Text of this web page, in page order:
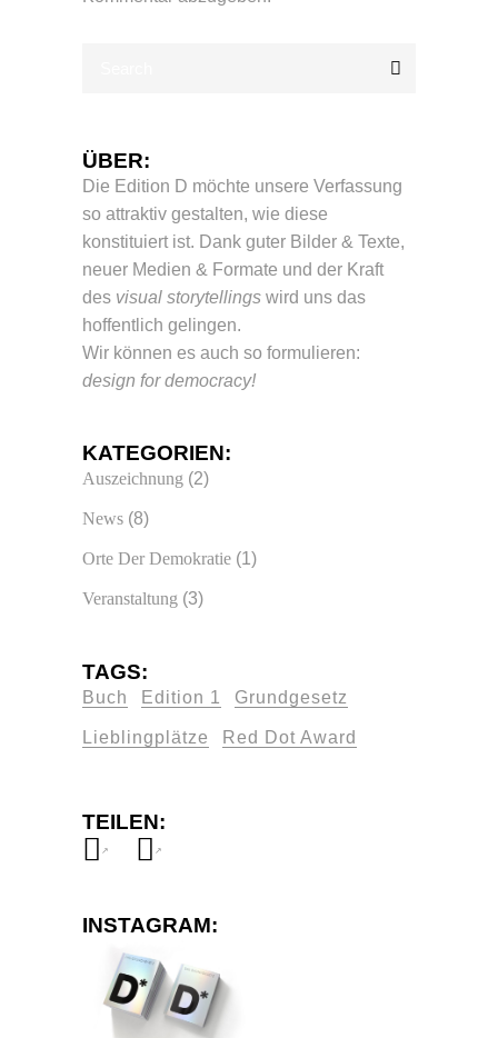
ÜBER:
Die Edition D möchte unsere Verfassung
so attraktiv gestalten, wie diese
konstituiert ist. Dank guter Bilder & Texte,
neuer Medien & Formate und der Kraft
des visual storytellings wird uns das
hoffentlich gelingen.
Wir können es auch so formulieren:
design for democracy!
KATEGORIEN:
Auszeichnung (2)
News (8)
Orte Der Demokratie (1)
Veranstaltung (3)
TAGS:
Buch Edition 1 Grundgesetz
Lieblingplätze Red Dot Award
TEILEN:
INSTAGRAM: